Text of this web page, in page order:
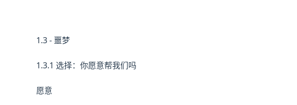
1.3 - 噩梦
1.3.1 选择：你愿意帮我们吗
愿意